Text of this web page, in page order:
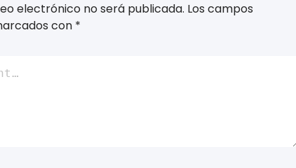
electrónico no será publicada. Los campos
con *